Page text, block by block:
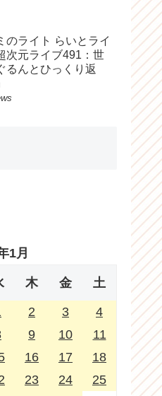
のライト らいとライ
次元ライブ491：世
るんとひっくり返
1月
木 金 土
2 3
4
9 10
11
16 17
18
23 24
25